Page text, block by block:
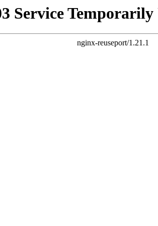
Service
nginx-reuseport/1.21.1